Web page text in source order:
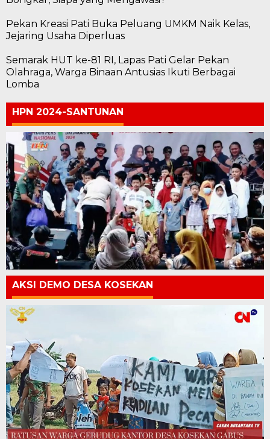
Pekan Kreasi Pati Buka Peluang UMKM Naik Kelas,
Jejaring Usaha Diperluas
Semarak HUT ke-81 RI, Lapas Pati Gelar Pekan
Olahraga, Warga Binaan Antusias Ikuti Berbagai
Lomba
HPN 2024-SANTUNAN
AKSI DEMO DESA KOSEKAN